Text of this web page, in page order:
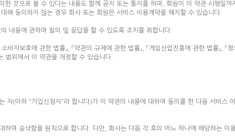
한 것으로 볼 수 있다는 내용도 함께 공지 또는 통지를 하며, 회원이 이 약관 시행일
해 동의하지 않는 경우 회사 또는 회원은 서비스 이용계약을 해지할 수 있습니다.
내용에 관하여 질의 및 응답을 할 수 있도록 조치를 취합니다.
비자보호에 관한 법률」, 「약관의 규제에 관한 법률」, 「게임산업진흥에 관한 법률」,
범위에서 이 약관을 개정할 수 있습니다.
자(이하 “가입신청자”라 합니다)가 이 약관의 내용에 대하여 동의를 한 다음 서비스
하여 승낙함을 원칙으로 합니다. 다만, 회사는 다음 각 호의 어느 하나에 해당하는 이